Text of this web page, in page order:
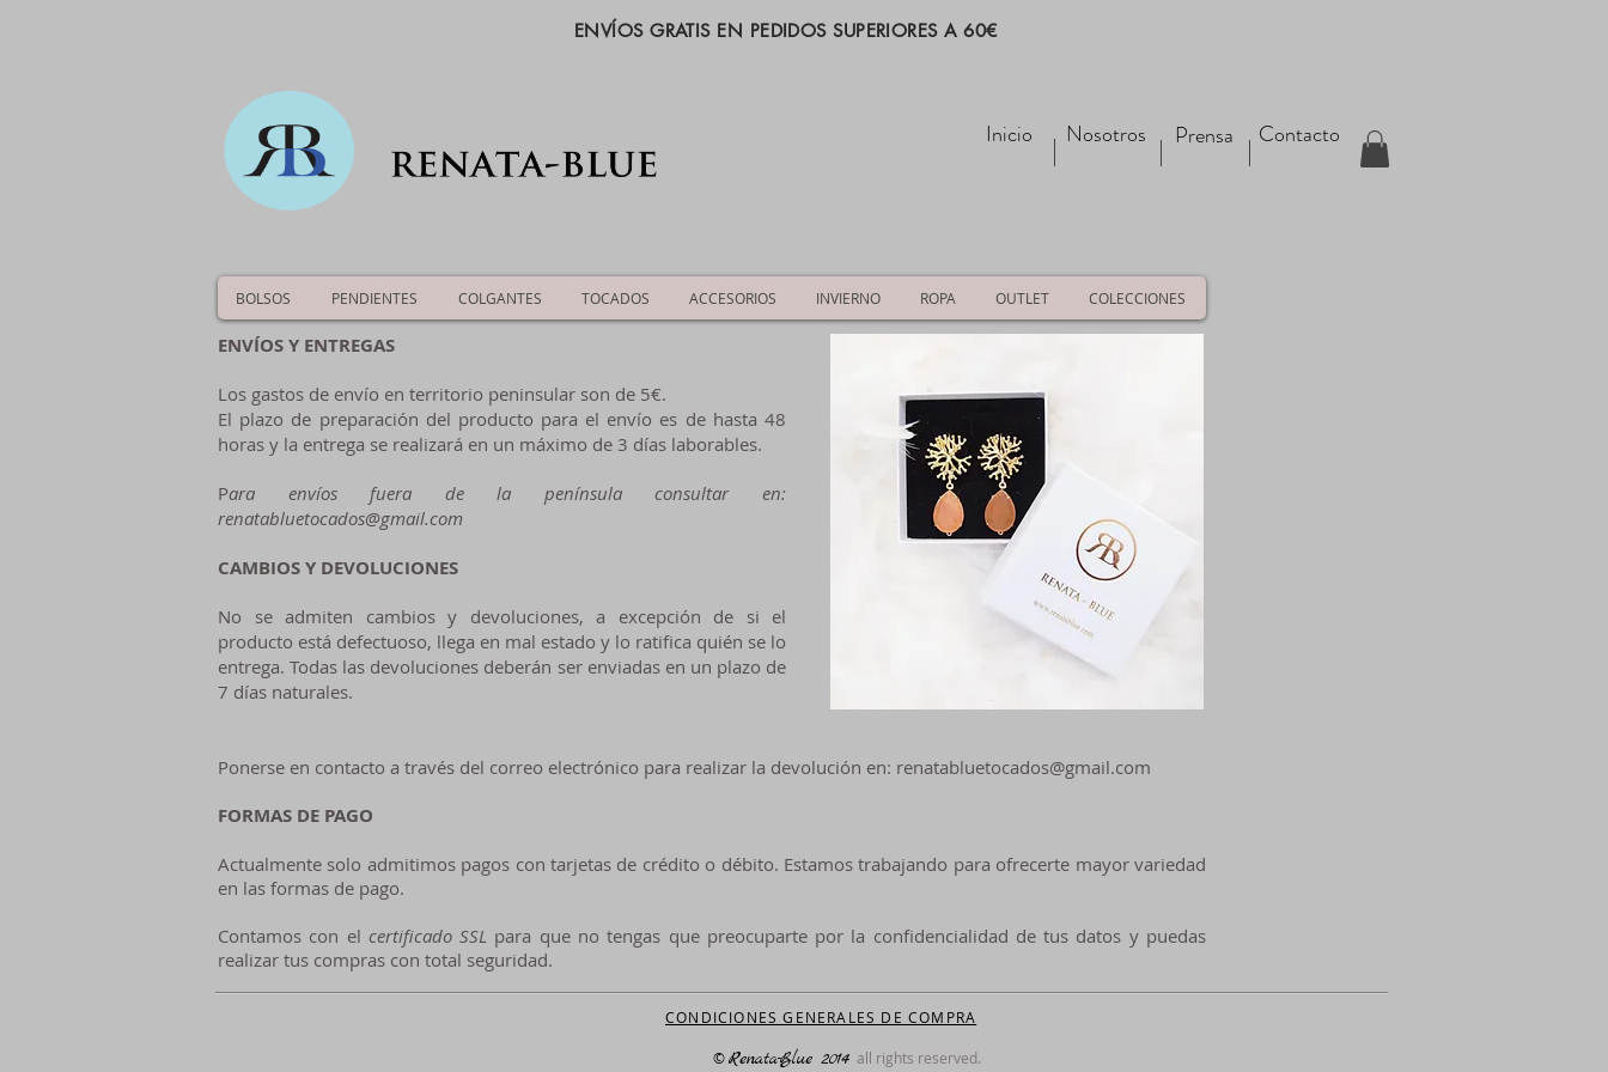
ENVÍOS GRATIS EN PEDIDOS SUPERIORES A 60€
Inicio Nosotros Prensa Contacto
ENVÍOS Y ENTREGAS
Los gastos de envío en territorio peninsular son de 5€.
El plazo de preparación del producto para el envío es de hasta 48
horas y la entrega se realizará en un máximo de 3 días laborables.
Para envíos fuera de la península consultar en:
renatabluetocados@gmail.com
CAMBIOS Y DEVOLUCIONES
No se admiten cambios y devoluciones, a excepción de si el
producto está defectuoso, llega en mal estado y lo ratifica quién se lo
entrega. Todas las devoluciones deberán ser enviadas en un plazo de
7 días naturales.
Ponerse en contacto a través del correo electrónico para realizar la devolución en: renatabluetocados@gmail.com
FORMAS DE PAGO
Actualmente solo admitimos pagos con tarjetas de crédito o débito. Estamos trabajando para ofrecerte mayor variedad
en las formas de pago.
Contamos con el certificado SSL para que no tengas que preocuparte por la confidencialidad de tus datos y puedas
realizar tus compras con total seguridad.
BOLSOS PENDIENTES COLGANTES TOCADOS ACCESORIOS INVIERNO ROPA OUTLET COLECCIONES
CONDICIONES GENERALES DE COMPRA
​©Renata-Blue 2014 all rights reserved.​